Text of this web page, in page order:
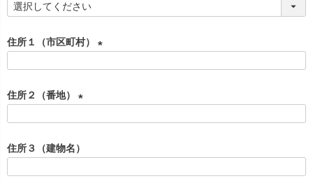
)(
須
住所１（市区町村）
住所２（番地）
須
住所３（建物名）